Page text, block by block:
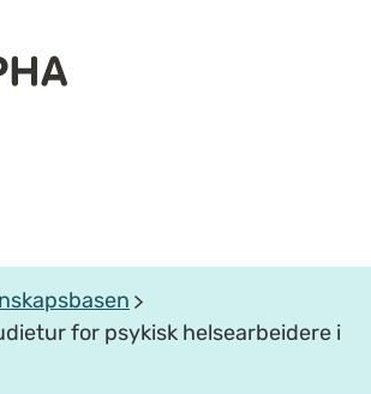
for psykisk helsearbeidere i